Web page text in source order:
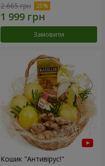
2 665 грн
Замовити
Кошик "Антивірус!"